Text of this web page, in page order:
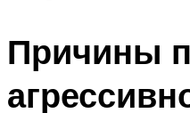
Причины